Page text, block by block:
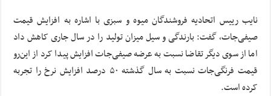
نایب رییس اتحادیه فروشندگان میوه و سبزی با اشاره به افزایش قیمت
صیفی‌جات، گفت: بارندگی و سیل میزان تولید را در سال جاری کاهش داد
اما از سوی دیگر تقاضا نسبت به عرضه صیفی‌جات افزایش پیدا کرد از این‌رو
قیمت‌ فرنگی‌جات نسبت به سال گذشته ۵۰ درصد افزایش نرخ را تجربه
کرده است.